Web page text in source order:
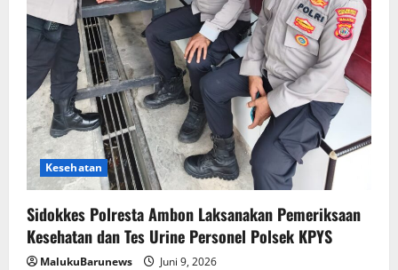
Kesehatan
Sidokkes Polresta Ambon Laksanakan Pemeriksaan
Kesehatan dan Tes Urine Personel Polsek KPYS
MalukuBarunews Juni 9, 2026